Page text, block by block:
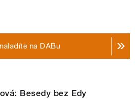
na DABu
Besedy bez Edy